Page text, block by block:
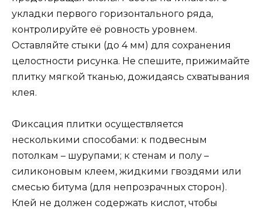
укладки первого горизонтального ряда,
контролируйте её ровность уровнем.
Оставляйте стыки (до 4 мм) для сохранения
целостности рисунка. Не спешите, прижимайте
плитку мягкой тканью, дожидаясь схватывания
клея.
Фиксация плитки осуществляется
несколькими способами: к подвесным
потолкам – шурупами; к стенам и полу –
силиконовым клеем, жидкими гвоздями или
смесью битума (для непрозрачных сторон).
Клей не должен содержать кислот, чтобы